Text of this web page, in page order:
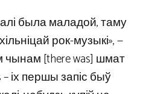
была маладой, таму
рок-музыкі», —
чынам [there was] шмат
– іх першы запіс быў